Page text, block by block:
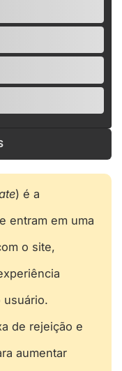
) é a
entram em uma
o site,
usuário.
de rejeição e
aumentar